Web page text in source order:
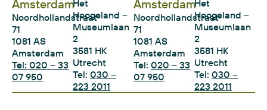
Amsterdam
Noordhollandstraat
71
1081 AS
Amsterdam
Tel: 020 – 33
07 950
Het
Hoogeland –
Museumlaan
2
3581 HK
Utrecht
Tel: 030 –
223 2011
Amsterdam
Noordhollandstraat
71
1081 AS
Amsterdam
Tel: 020 – 33
07 950
Het
Hoogeland –
Museumlaan
2
3581 HK
Utrecht
Tel: 030 –
223 2011